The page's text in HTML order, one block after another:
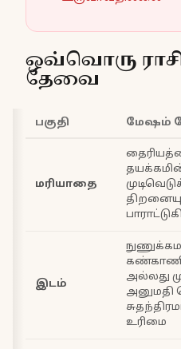
ஒவ்வொரு
தேவை
பகுதி மேஷம்
மரியாதை
இடம்
அல்லது
உரிமை